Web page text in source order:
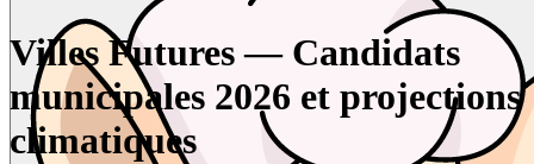
Villes Futures — Candidats
municipales 2026 et projections
climatiques